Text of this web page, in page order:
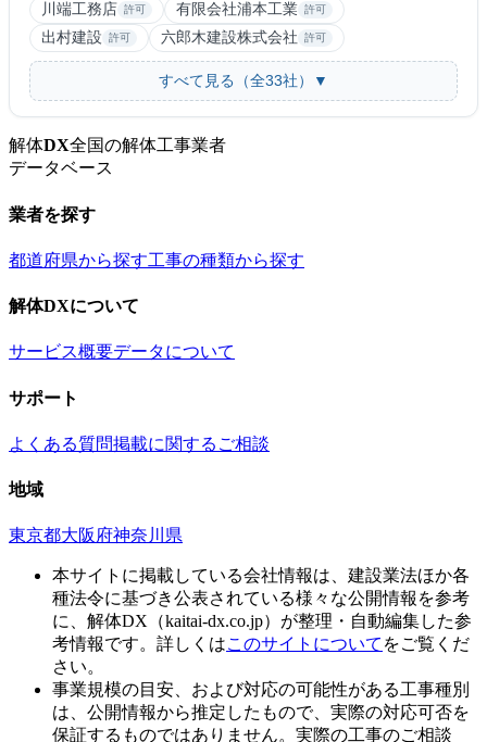
川端工務店 許可 有限会社浦本工業 許可
出村建設 許可 六郎木建設株式会社 許可
すべて見る（全33社）▼
解体DX全国の解体工事業者
データベース
業者を探す
都道府県から探す工事の種類から探す
解体DXについて
サービス概要データについて
サポート
よくある質問掲載に関するご相談
地域
東京都大阪府神奈川県
本サイトに掲載している会社情報は、建設業法ほか各
種法令に基づき公表されている様々な公開情報を参考
に、解体DX（kaitai-dx.co.jp）が整理・自動編集した参
考情報です。詳しくはこのサイトについて をご覧くだ
さい。
事業規模の目安、および対応の可能性がある工事種別
は、公開情報から推定したもので、実際の対応可否を
保証するものではありません。実際の工事のご相談